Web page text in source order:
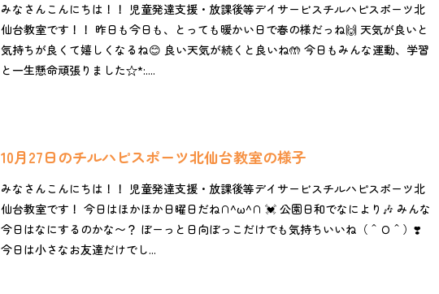
みなさんこんにちは！！ 児童発達支援・放課後等デイサービスチルハピスポーツ北
仙台教室です！！ 昨日も今日も、とっても暖かい日で春の様だっね🙌 天気が良いと
気持ちが良くて嬉しくなるね😊 良い天気が続くと良いね🤲 今日もみんな運動、学習
と一生懸命頑張りました☆*:....
10月27日のチルハピスポーツ北仙台教室の様子
みなさんこんにちは！！ 児童発達支援・放課後等デイサービスチルハピスポーツ北
仙台教室です！ 今日はほかほか日曜日だね∩^ω^∩ 💓 公園日和でなにより🎶 みんな
今日はなにするのかな〜？ ぼーっと日向ぼっこだけでも気持ちいいね（＾Ｏ＾）❣️
今日は小さなお友達だけでし...